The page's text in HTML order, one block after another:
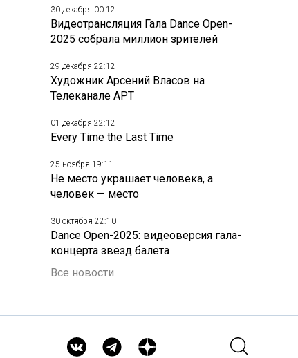
30 декабря 00:12
Видеотрансляция Гала Dance Open-
2025 собрала миллион зрителей
29 декабря 22:12
Художник Арсений Власов на
Телеканале АРТ
01 декабря 22:12
Every Time the Last Time
25 ноября 19:11
Не место украшает человека, а
человек — место
30 октября 22:10
Dance Open-2025: видеоверсия гала-
концерта звезд балета
Все новости